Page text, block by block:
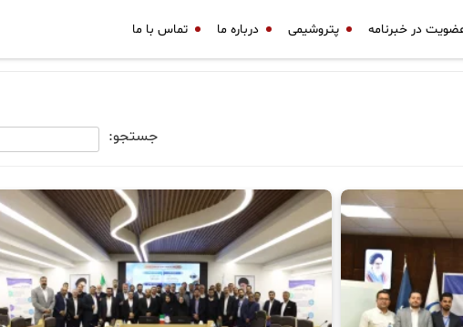
در خبرنامه پتروشیمی درباره ما تماس با ما
جستجو: